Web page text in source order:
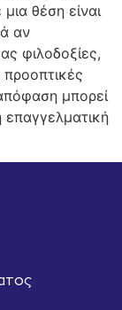
θέση είναι
αν
φιλοδοξίες,
μπορεί
επαγγελματική